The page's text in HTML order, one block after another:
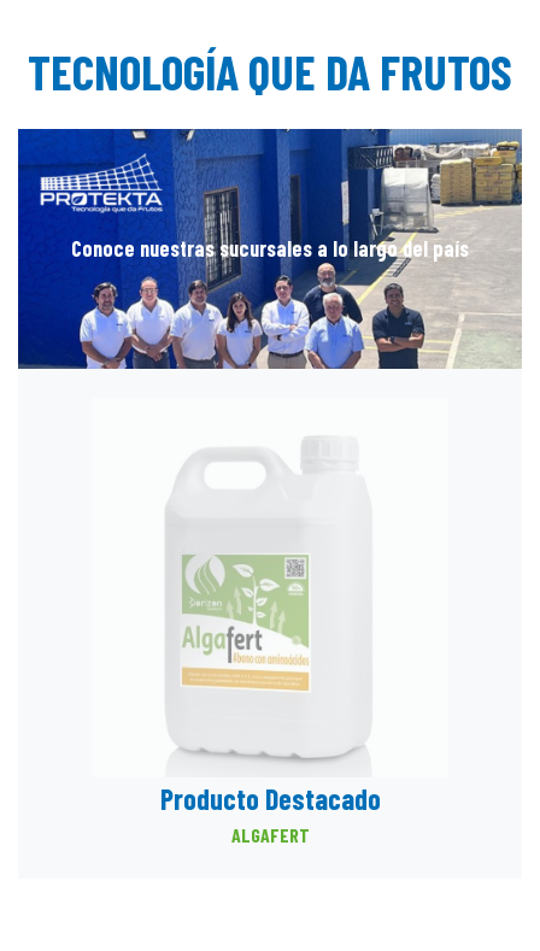
TECNOLOGÍA QUE DA FRUTOS
Conoce nuestras sucursales a lo largo del país
Producto Destacado
ALGAFERT